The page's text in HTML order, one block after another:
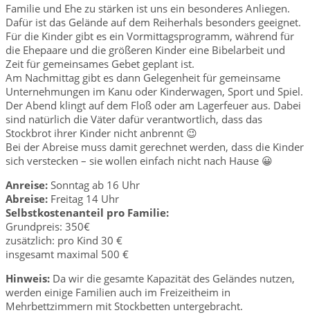
Familie und Ehe zu stärken ist uns ein besonderes Anliegen.
Dafür ist das Gelände auf dem Reiherhals besonders geeignet.
Für die Kinder gibt es ein Vormittagsprogramm, während für
die Ehepaare und die größeren Kinder eine Bibelarbeit und
Zeit für gemeinsames Gebet geplant ist.
Am Nachmittag gibt es dann Gelegenheit für gemeinsame
Unternehmungen im Kanu oder Kinderwagen, Sport und Spiel.
Der Abend klingt auf dem Floß oder am Lagerfeuer aus. Dabei
sind natürlich die Väter dafür verantwortlich, dass das
Stockbrot ihrer Kinder nicht anbrennt 😉
Bei der Abreise muss damit gerechnet werden, dass die Kinder
sich verstecken – sie wollen einfach nicht nach Hause 😀
Anreise: Sonntag ab 16 Uhr
Abreise: Freitag 14 Uhr
Selbstkostenanteil pro Familie:
Grundpreis: 350€
zusätzlich: pro Kind 30 €
insgesamt maximal 500 €
Hinweis: Da wir die gesamte Kapazität des Geländes nutzen,
werden einige Familien auch im Freizeitheim in
Mehrbettzimmern mit Stockbetten untergebracht.